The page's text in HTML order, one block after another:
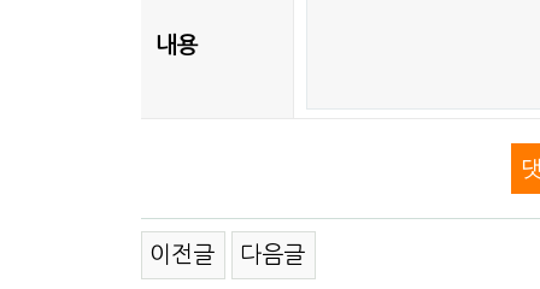
내용
이전글 다음글